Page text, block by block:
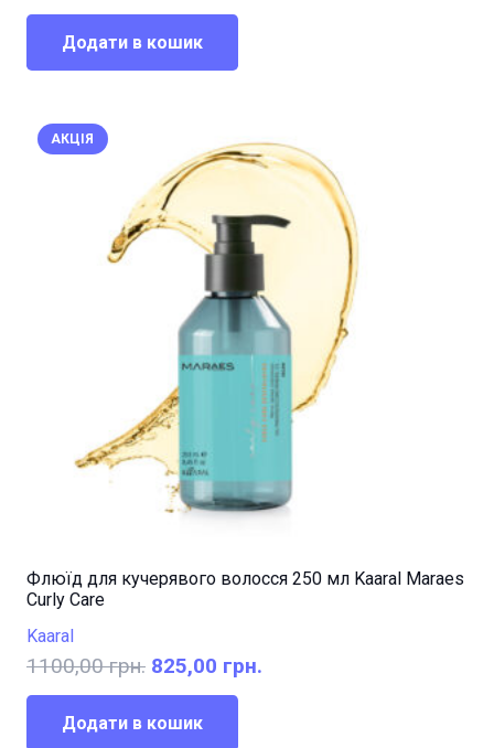
ціна:
1320,00 грн..
Додати в кошик
АКЦІЯ
Флюїд для кучерявого волосся 250 мл Kaaral Maraes
Curly Care
Kaaral
1100,00грн. Оригінальна
ціна:
1100,00 грн..
825,00 грн.
Додати в кошик